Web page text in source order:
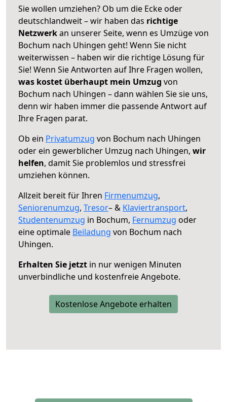
Sie wollen umziehen? Ob um die Ecke oder
deutschlandweit – wir haben das richtige
Netzwerkan unserer Seite, wenn es Umzüge von
Bochum nach Uhingen geht! Wenn Sie nicht
weiterwissen – haben wir die richtige Lösung für
Sie! Wenn Sie Antworten auf Ihre Fragen wollen,
was kostet überhaupt mein Umzug von
Bochum nach Uhingen – dann wählen Sie sie uns,
denn wir haben immer die passende Antwort auf
Ihre Fragen parat.
Ob ein Privatumzug von Bochum nach Uhingen
oder ein gewerblicher Umzug nach Uhingen, wir
helfen, damit Sie problemlos und stressfrei
umziehen können.
Allzeit bereit für Ihren Firmenumzug,
Seniorenumzug, Tresor– & Klaviertransport,
Studentenumzug in Bochum, Fernumzug oder
eine optimale Beiladung von Bochum nach
Uhingen.
Erhalten Sie jetzt in nur wenigen Minuten
unverbindliche und kostenfreie Angebote.
Kostenlose Angebote erhalten